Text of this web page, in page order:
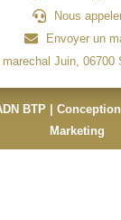
Nous
Envoyer un
Juin, 06700
BTP |
Marketing